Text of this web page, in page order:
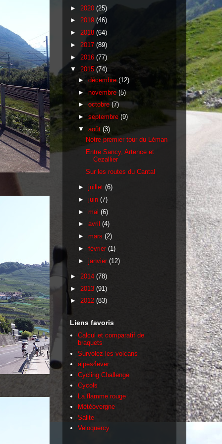
► 2020 (25)
► 2019 (46)
► 2018 (64)
► 2017 (89)
► 2016 (77)
▼ 2015 (74)
► décembre (12)
► novembre(5)
► octobre (7)
► septembre (9)
▼ août (3)
Notre premier tour du Léman
Entre Sancy, Artence et
Cezallier
Sur les routes du Cantal
► juillet (6)
► juin (7)
► mai (6)
► avril (4)
► mars (2)
► février (1)
► janvier (12)
► 2014 (78)
► 2013 (91)
► 2012 (83)
Liens favoris
Calcul et comparatif de
braquets
Survolez les volcans
alpes4ever
Cycling Challenge
Cycols
La flamme rouge
Météovergne
Salite
Veloquercy